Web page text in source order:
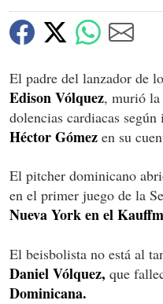
El padre del lanzador de
Edison Vólquez, murió la
dolencias cardiacas
Héctor Gómez en su
El pitcher dominicano
en el primer juego de la
Nueva York en el
El beisbolista no está al
Daniel Vólquez, que
Dominicana.